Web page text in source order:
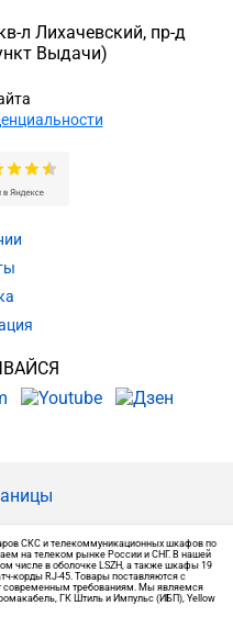
л Лихачевский, пр-д
Выдачи)
СКС и телекоммуникационных шкафов по
на телеком рынке России и СНГ. В нашей
числе в оболочке LSZH, а также шкафы 19
корды RJ-45. Товары поставляются с
современным требованиям. Мы являемся
ГК Штиль и Импульс (ИБП), Yellow